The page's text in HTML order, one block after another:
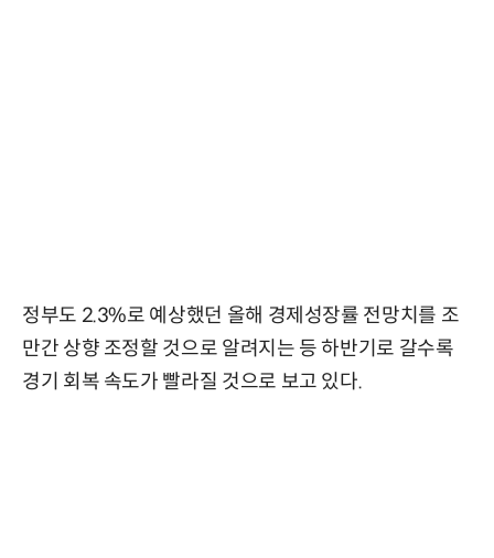
정부도 2.3%로 예상했던 올해 경제성장률 전망치를 조
만간 상향 조정할 것으로 알려지는 등 하반기로 갈수록
경기 회복 속도가 빨라질 것으로 보고 있다.